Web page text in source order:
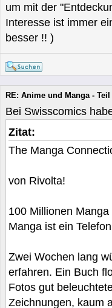
um mit der
Interesse ist immer
besser !! )
RE: Anime und Manga -
Bei Swisscomics
Zitat:
The Manga
von Rivolta!
100 Millionen
Manga ist ein
Zwei Wochen lang
erfahren. Ein Buch
Fotos gut
Zeichnungen, kaum